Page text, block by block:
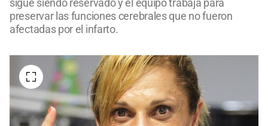
sigue siendo reservado y el equipo trabaja para
preservar las funciones cerebrales que no fueron
afectadas por el infarto.